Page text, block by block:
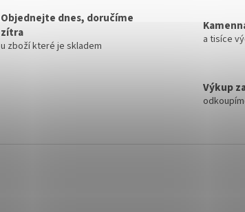
Objednejte dnes, doručíme
zítra
u zboží které je skladem
a tisíce
Výkup